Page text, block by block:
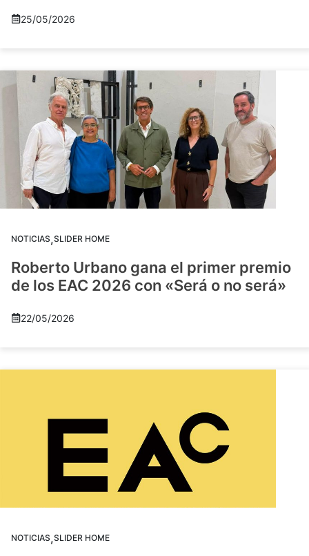
25/05/2026
NOTICIAS,SLIDER HOME
Roberto Urbano gana el primer premio
de los EAC 2026 con «Será o no será»
22/05/2026
NOTICIAS,SLIDER HOME